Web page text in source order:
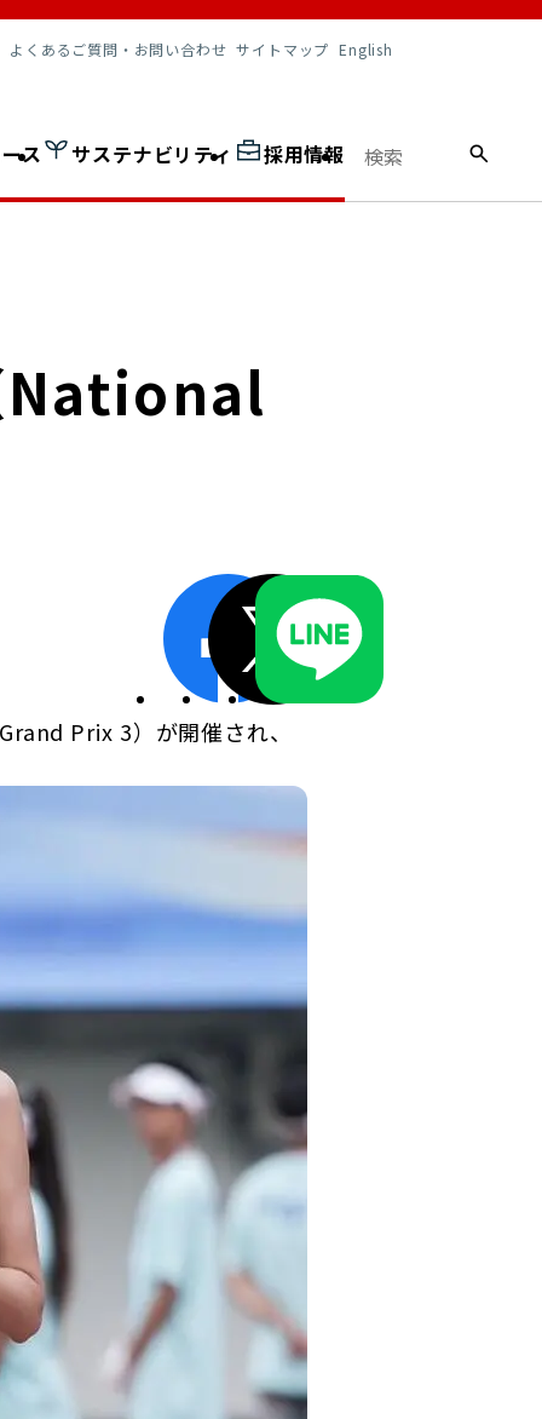
よくあるご質問・お問い合わせ サイトマップ English
ディスクロージャーポリシー／適時開示体制
ス サステナビリティ 採用情報
National
Prix 3）が開催され、